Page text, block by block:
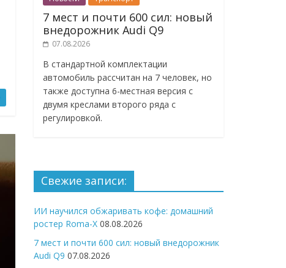
7 мест и почти 600 сил: новый
внедорожник Audi Q9
07.08.2026
В стандартной комплектации
автомобиль рассчитан на 7 человек, но
также доступна 6-местная версия с
двумя креслами второго ряда с
регулировкой.
Свежие записи:
ИИ научился обжаривать кофе: домашний
ростер Roma-X 08.08.2026
7 мест и почти 600 сил: новый внедорожник
Audi Q9 07.08.2026